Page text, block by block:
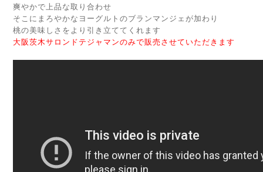
爽やかで上品な取り合わせ
そこにまろやかなヨーグルトのブランマンジェが加わり
桃の美味しさをより引き立ててくれます
大阪茨木サロンドテジャマンのみで販売させていただきます